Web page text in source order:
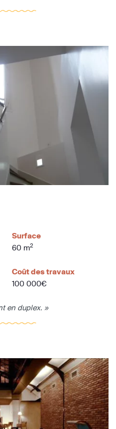
Surface
60 m2
Coût des travaux
100 000€
en duplex. »